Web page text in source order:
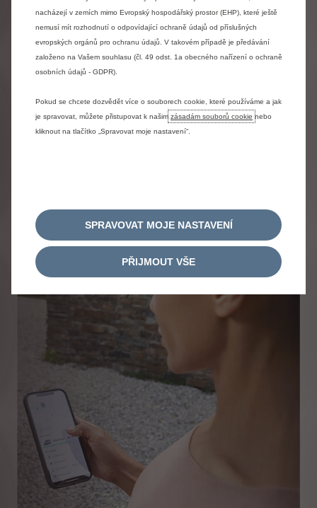
nacházejí v zemích mimo Evropský hospodářský prostor (EHP), které ještě
nemusí mít rozhodnutí o odpovídající ochraně údajů od příslušných
evropských orgánů pro ochranu údajů. V takovém případě je předávání
založeno na Vašem souhlasu (čl. 49 odst. 1a obecného nařízení o ochraně
osobních údajů - GDPR).
Pokud se chcete dozvědět více o souborech cookie, které používáme a jak
je spravovat, můžete přistupovat k našim zásadám souborů cookie nebo
kliknout na tlačítko „Spravovat moje nastavení“.
SPRAVOVAT MOJE NASTAVENÍ
PŘIJMOUT VŠE